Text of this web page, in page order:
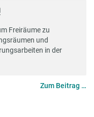
Freiräume zu
und
in der
Zum Beitrag …